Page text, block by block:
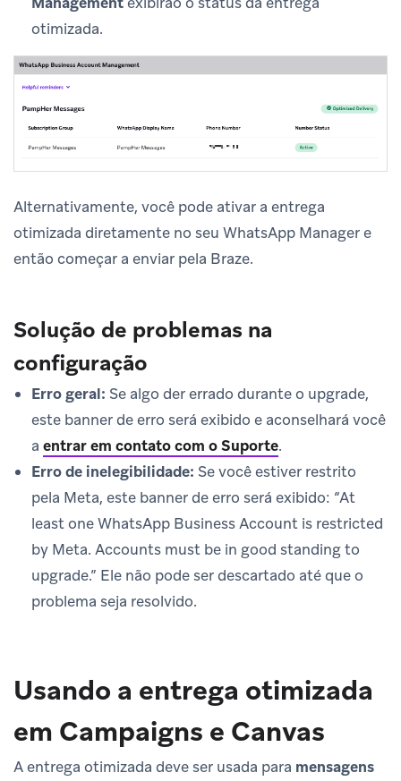
otimizada.
Alternativamente, você pode ativar a entrega
otimizada diretamente no seu WhatsApp Manager e
então começar a enviar pela Braze.
Solução de problemas na
configuração
Erro geral: Se algo der errado durante o upgrade,
este banner de erro será exibido e aconselhará você
a entrar em contato com o Suporte.
Erro de inelegibilidade: Se você estiver restrito
pela Meta, este banner de erro será exibido: “At
least one WhatsApp Business Account is restricted
by Meta. Accounts must be in good standing to
upgrade.” Ele não pode ser descartado até que o
problema seja resolvido.
Usando a entrega otimizada
em Campaigns e Canvas
A entrega otimizada deve ser usada para mensagens